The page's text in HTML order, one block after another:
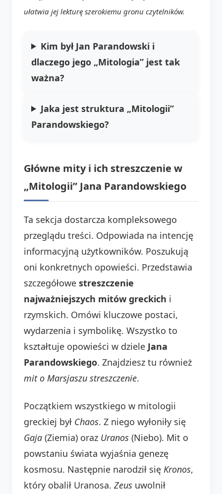
ułatwia jej lekturę szerokiemu gronu czytelników.
Kim był Jan Parandowski i
dlaczego jego „Mitologia” jest tak
ważna?
Jaka jest struktura „Mitologii”
Parandowskiego?
Główne mity i ich streszczenie w
„Mitologii” Jana Parandowskiego
Ta sekcja dostarcza kompleksowego
przeglądu treści. Odpowiada na intencję
informacyjną użytkowników. Poszukują
oni konkretnych opowieści. Przedstawia
szczegółowe streszczenie
najważniejszych mitów greckich i
rzymskich. Omówi kluczowe postaci,
wydarzenia i symbolikę. Wszystko to
kształtuje opowieści w dziele Jana
Parandowskiego. Znajdziesz tu również
mit o Marsjaszu streszczenie.
Początkiem wszystkiego w mitologii
greckiej był Chaos. Z niego wyłoniły się
Gaja (Ziemia) oraz Uranos (Niebo). Mit o
powstaniu świata wyjaśnia genezę
kosmosu. Następnie narodził się Kronos,
który obalił Uranosa. Zeus uwolnił